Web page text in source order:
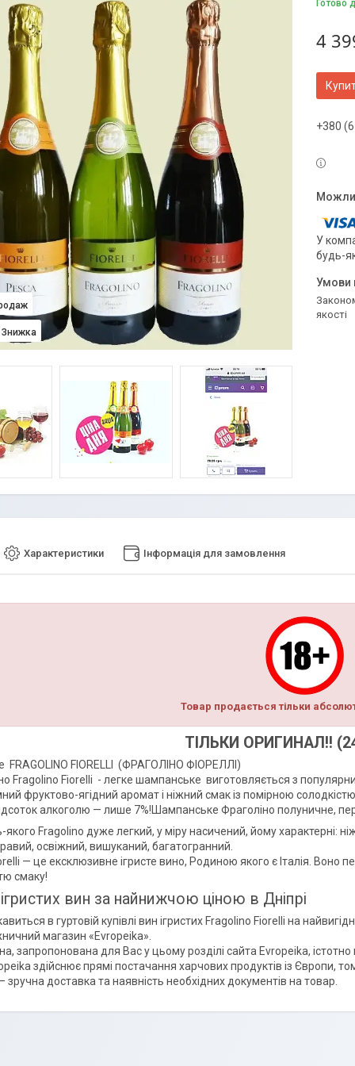
Готово
4
+380
У
будь-
Законом не передбачено повернення та обмін даного товару належної
якості
Характеристики Інформація для замовлення
Товар продається тільки
ТІЛЬКИ ОРИГИНАЛ!!
FRAGOLINO FIORELLI (ФРАГОЛІНО ФІОРЕЛЛІ)
Fragolino Fiorelli - легке шампанське виготовляється з
фруктово-ягідний аромат і ніжний смак із помірною
алкоголю — лише 7%!Шампанське Фраголіно полуничне,
Fragolino дуже легкий, у міру насичений, йому характерні:
освіжний, вишуканий, багатогранний.
— це ексклюзивне ігристе вино, Родиною якого є Італія. Воно
смаку!
вин за найнижчою ціною в Дніпрі
в гуртовій купівлі вин ігристих Fragolino Fiorelli на
магазин «Evropeika».
запропонована для Вас у цьому розділі cайта Evropeika,
здійснює прямі постачання харчових продуктів із Європи,
зручна доставка та наявність необхідних документів на товар.